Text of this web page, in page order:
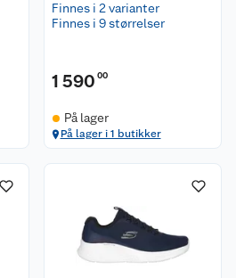
Finnes i 2 varianter
Finnes i 9 størrelser
1 590 00
På lager
På lager i 1 butikker